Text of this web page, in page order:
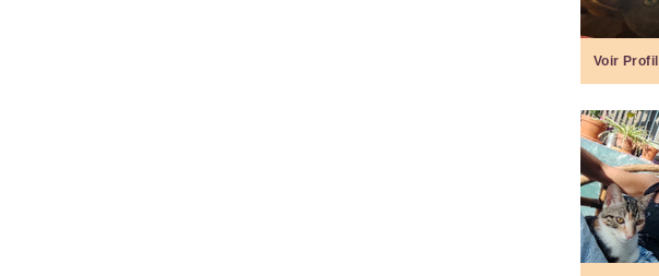
Voir Profil